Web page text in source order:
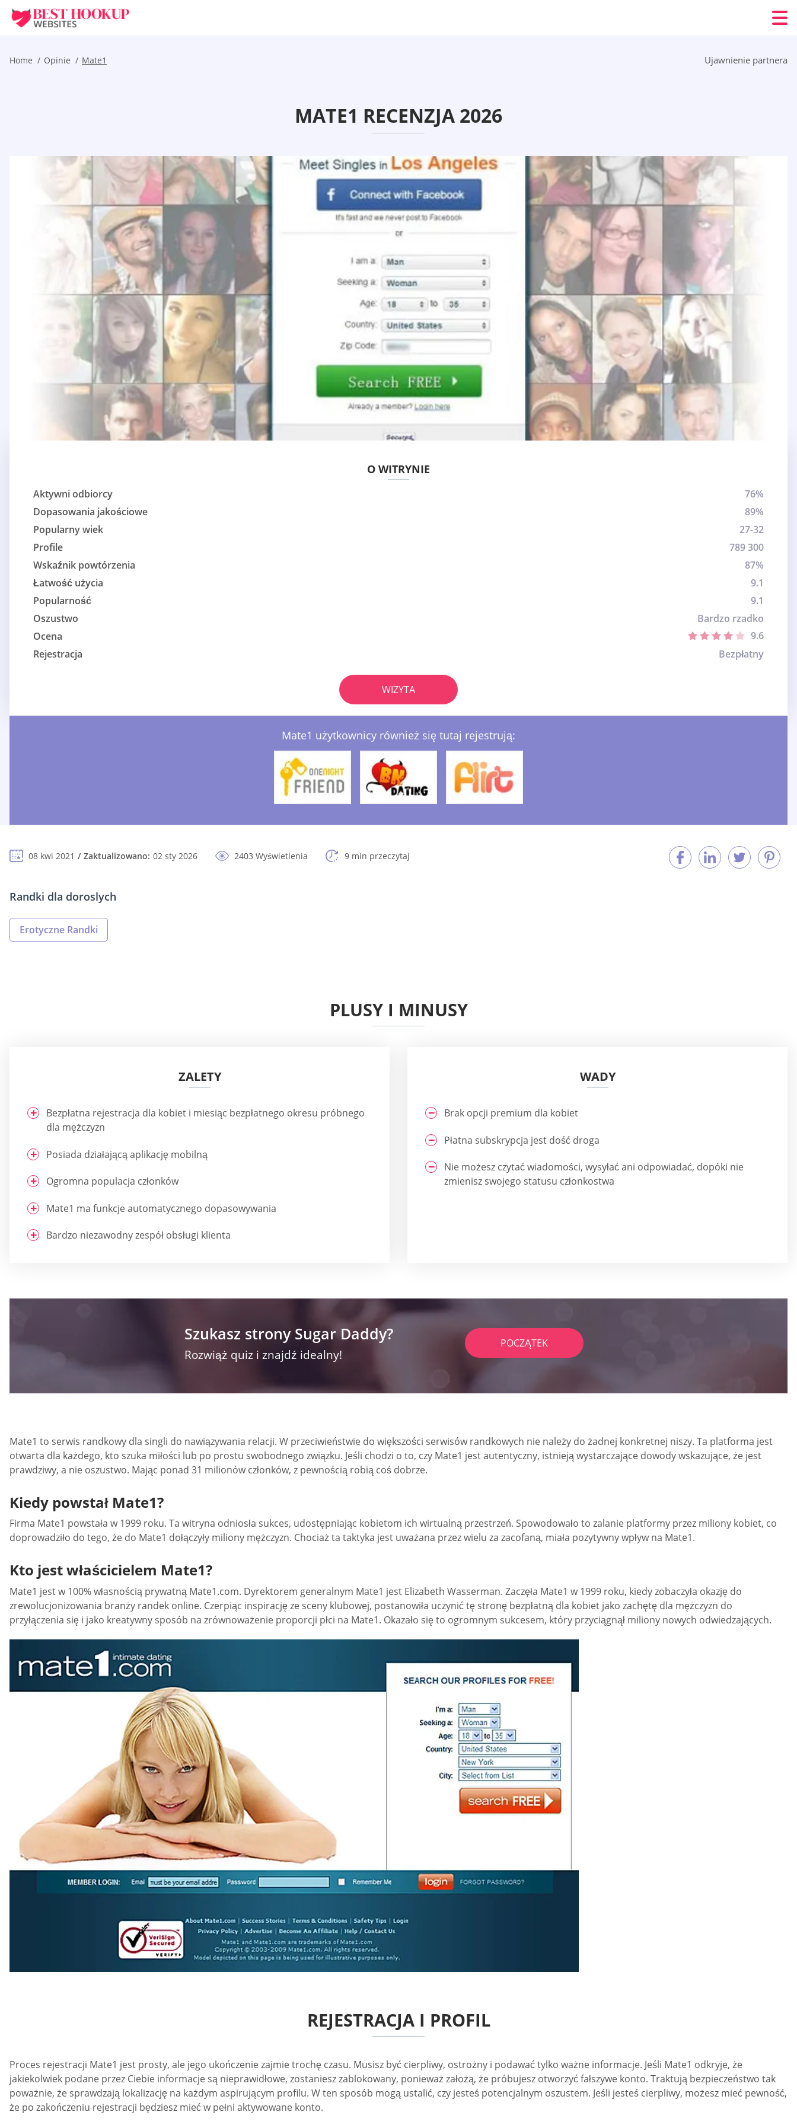
Home Opinie Mate1 Ujawnienie partnera
MATE1 RECENZJA 2026
O WITRYNIE
Aktywni odbiorcy
76%
Dopasowania jakościowe
89%
Popularny wiek
27-32
Profile
789 300
Wskaźnik powtórzenia
87%
Łatwość użycia
9.1
Popularność
9.1
Oszustwo
Bardzo rzadko
Ocena
9.6
Rejestracja
Bezpłatny
WIZYTA
Mate1 użytkownicy również się tutaj rejestrują:
08 kwi 2021 Zaktualizowano: 02 sty 2026 2403 Wyświetlenia 9 min przeczytaj
Randki dla doroslych
Erotyczne Randki
PLUSY I MINUSY
ZALETY
Bezpłatna rejestracja dla kobiet i miesiąc bezpłatnego okresu próbnego
dla mężczyzn
Posiada działającą aplikację mobilną
Ogromna populacja członków
Mate1 ma funkcje automatycznego dopasowywania
Bardzo niezawodny zespół obsługi klienta
WADY
Brak opcji premium dla kobiet
Płatna subskrypcja jest dość droga
Nie możesz czytać wiadomości, wysyłać ani odpowiadać, dopóki nie
zmienisz swojego statusu członkostwa
Szukasz strony Sugar Daddy?
Rozwiąż quiz i znajdź idealny!
POCZĄTEK
Mate1 to serwis randkowy dla singli do nawiązywania relacji. W przeciwieństwie do większości serwisów randkowych nie należy do żadnej konkretnej niszy. Ta platforma jest
otwarta dla każdego, kto szuka miłości lub po prostu swobodnego związku. Jeśli chodzi o to, czy Mate1 jest autentyczny, istnieją wystarczające dowody wskazujące, że jest
prawdziwy, a nie oszustwo. Mając ponad 31 milionów członków, z pewnością robią coś dobrze.
Kiedy powstał Mate1?
Firma Mate1 powstała w 1999 roku. Ta witryna odniosła sukces, udostępniając kobietom ich wirtualną przestrzeń. Spowodowało to zalanie platformy przez miliony kobiet, co
doprowadziło do tego, że do Mate1 dołączyły miliony mężczyzn. Chociaż ta taktyka jest uważana przez wielu za zacofaną, miała pozytywny wpływ na Mate1.
Kto jest właścicielem Mate1?
Mate1 jest w 100% własnością prywatną Mate1.com. Dyrektorem generalnym Mate1 jest Elizabeth Wasserman. Zaczęła Mate1 w 1999 roku, kiedy zobaczyła okazję do
zrewolucjonizowania branży randek online. Czerpiąc inspirację ze sceny klubowej, postanowiła uczynić tę stronę bezpłatną dla kobiet jako zachętę dla mężczyzn do
przyłączenia się i jako kreatywny sposób na zrównoważenie proporcji płci na Mate1. Okazało się to ogromnym sukcesem, który przyciągnął miliony nowych odwiedzających.
REJESTRACJA I PROFIL
Proces rejestracji Mate1 jest prosty, ale jego ukończenie zajmie trochę czasu. Musisz być cierpliwy, ostrożny i podawać tylko ważne informacje. Jeśli Mate1 odkryje, że
jakiekolwiek podane przez Ciebie informacje są nieprawidłowe, zostaniesz zablokowany, ponieważ założą, że próbujesz otworzyć fałszywe konto. Traktują bezpieczeństwo tak
poważnie, że sprawdzają lokalizację na każdym aspirującym profilu. W ten sposób mogą ustalić, czy jesteś potencjalnym oszustem. Jeśli jesteś cierpliwy, możesz mieć pewność,
że po zakończeniu rejestracji będziesz mieć w pełni aktywowane konto.